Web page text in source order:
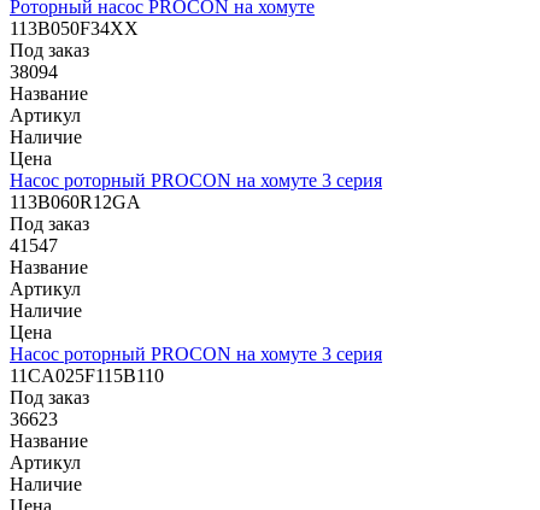
Роторный насос PROCON на хомуте
113B050F34XX
Под заказ
38094
Название
Артикул
Наличие
Цена
Насос роторный PROCON на хомуте 3 серия
113B060R12GA
Под заказ
41547
Название
Артикул
Наличие
Цена
Насос роторный PROCON на хомуте 3 серия
11CA025F115B110
Под заказ
36623
Название
Артикул
Наличие
Цена